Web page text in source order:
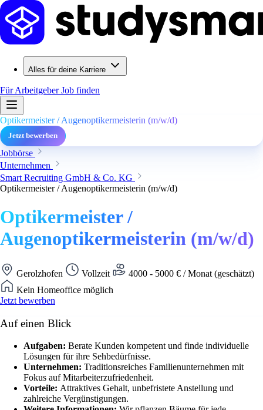
Alles für deine Karriere
Für ArbeitgeberJob finden
Optikermeister / Augenoptikermeisterin (m/w/d)
Jetzt bewerben
Jobbörse
Unternehmen
Smart Recruiting GmbH & Co. KG
Optikermeister / Augenoptikermeisterin (m/w/d)
Optikermeister /
Augenoptikermeisterin (m/w/d)
Gerolzhofen Vollzeit
4000 - 5000 € / Monat (geschätzt)
Kein Homeoffice möglich
Jetzt bewerben
Auf einen Blick
Aufgaben: Berate Kunden kompetent und finde individuelle
Lösungen für ihre Sehbedürfnisse.
Unternehmen: Traditionsreiches Familienunternehmen mit
Fokus auf Mitarbeiterzufriedenheit.
Vorteile: Attraktives Gehalt, unbefristete Anstellung und
zahlreiche Vergünstigungen.